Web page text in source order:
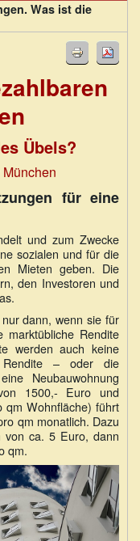
Was ist die
Übels?
für eine
und zum Zwecke
sozialen und für die
Mieten geben. Die
den Investoren und
dann, wenn sie für
marktübliche Rendite
werden auch keine
Rendite – oder die
Neubauwohnung
1500,- Euro und
qm Wohnfläche) führt
qm monatlich. Dazu
von ca. 5 Euro, dann
qm.